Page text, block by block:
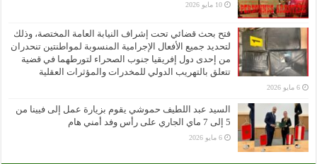
10 مايو 2026
فتح بحث قضائي تحت إشراف النيابة العامة المختصة، وذلك
لتحديد جميع الأفعال الإجرامية المنسوبة لمواطنتين تنحدران
من إحدى دول إفريقيا جنوب الصحراء لتورطهما في قضية
تتعلق بالتهريب الدولي للمخدرات والمؤثرات العقلية
6 مايو 2026
السيد عبد اللطيف حموشي يقوم بزيارة عمل إلى فيينا من
5 إلى 7 ماي الجاري على رأس وفد أمني هام
6 مايو 2026